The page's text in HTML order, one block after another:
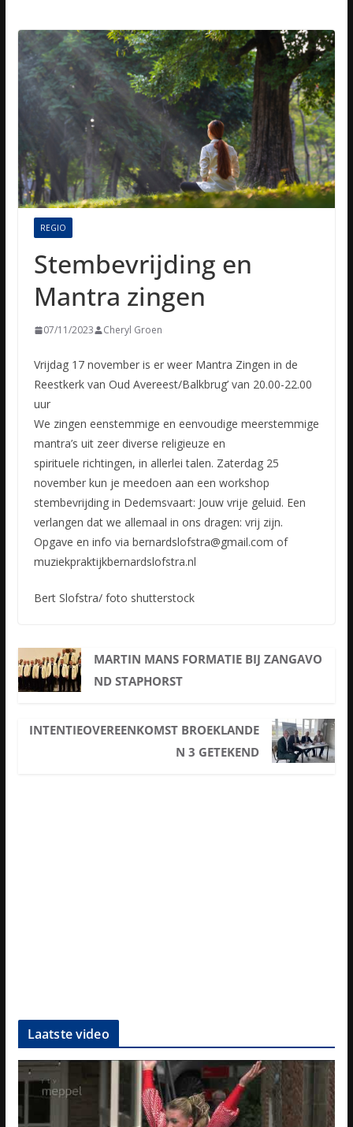
REGIO
Stembevrijding en
Mantra zingen
07/11/2023 Cheryl Groen
Vrijdag 17 november is er weer Mantra Zingen in de
Reestkerk van Oud Avereest/Balkbrug’ van 20.00-22.00
uur
We zingen eenstemmige en eenvoudige meerstemmige
mantra’s uit zeer diverse religieuze en
spirituele richtingen, in allerlei talen. Zaterdag 25
november kun je meedoen aan een workshop
stembevrijding in Dedemsvaart: Jouw vrije geluid. Een
verlangen dat we allemaal in ons dragen: vrij zijn.
Opgave en info via bernardslofstra@gmail.com of
muziekpraktijkbernardslofstra.nl
Bert Slofstra/ foto shutterstock
MARTIN MANS FORMATIE BIJ ZANGAVO
ND STAPHORST
INTENTIEOVEREENKOMST BROEKLANDE
N 3 GETEKEND
Laatste video